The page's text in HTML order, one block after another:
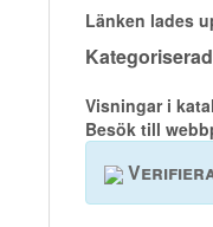
Länken lades
Visningar i
Besök till